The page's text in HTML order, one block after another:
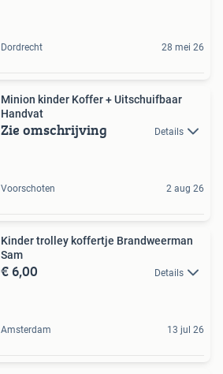
Dordrecht 28 mei 26
Minion kinder Koffer + Uitschuifbaar
Handvat
Zie omschrijving Details
Voorschoten 2 aug 26
Kinder trolley koffertje Brandweerman
Sam
€ 6,00 Details
Amsterdam 13 jul 26